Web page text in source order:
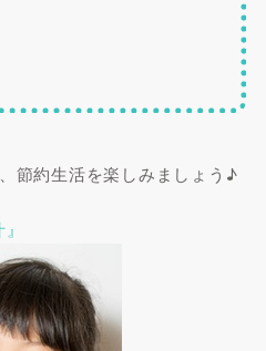
節約生活を楽しみましょう♪